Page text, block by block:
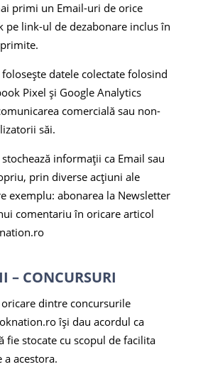
primi un Email-uri de orice
pe link-ul de dezabonare inclus în
datele colectate folosind
Pixel și Google Analytics
comercială sau non-
săi.
informații ca Email sau
prin diverse acțiuni ale
exemplu: abonarea la Newsletter
comentariu în oricare articol
– CONCURSURI
dintre concursurile
își dau acordul ca
fie stocate cu scopul de facilita
a acestora.